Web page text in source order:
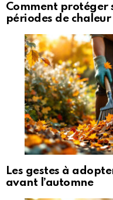
Comment protéger
périodes de chaleur
Les gestes à
avant l’automne